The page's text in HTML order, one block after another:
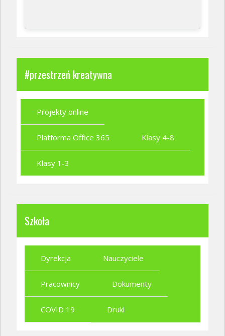
#przestrzeń kreatywna
Projekty online
Platforma Office 365 Klasy 4-8
Klasy 1-3
Szkoła
Dyrekcja Nauczyciele
Pracownicy Dokumenty
COVID 19 Druki